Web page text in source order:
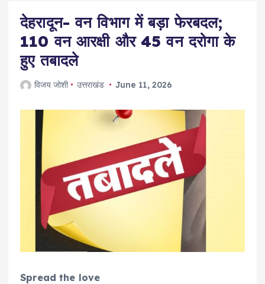
देहरादून- वन विभाग में बड़ा फेरबदल;
110 वन आरक्षी और 45 वन दरोगा के
हुए तबादले
विजय जोशी उत्तराखंड June 11, 2026
Spread the love